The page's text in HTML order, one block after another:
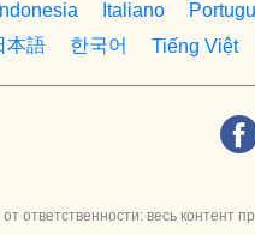
Italiano
本語 한국어 Tiếng Việt
от ответственности: весь контент